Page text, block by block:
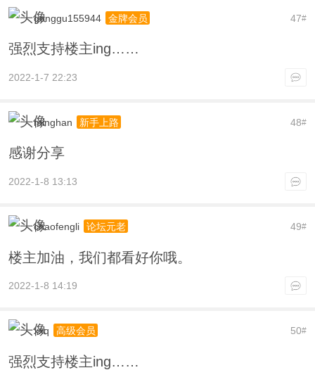
47#
gonggu155944 金牌会员
强烈支持楼主ing……
2022-1-7 22:23
48#
minghan 新手上路
感谢分享
2022-1-8 13:13
49#
chaofengli 论坛元老
楼主加油，我们都看好你哦。
2022-1-8 14:19
50#
xxq 高级会员
强烈支持楼主ing……